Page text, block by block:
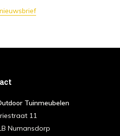
Tuinmeubelen
11
Numansdorp